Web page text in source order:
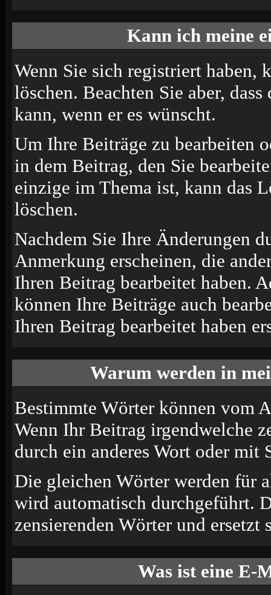
Kann ich meine
Wenn Sie sich registriert haben,
löschen. Beachten Sie aber,
kann, wenn er es wünscht.
Um Ihre Beiträge zu bearbeiten
in dem Beitrag, den Sie
einzige im Thema ist, kann das
löschen.
Nachdem Sie Ihre Änderungen
Anmerkung erscheinen, die
Ihren Beitrag bearbeitet haben.
können Ihre Beiträge auch
Ihren Beitrag bearbeitet haben
Warum werden in
Bestimmte Wörter können vom
Wenn Ihr Beitrag irgendwelche
durch ein anderes Wort oder mit
Die gleichen Wörter werden für
wird automatisch durchgeführt.
zensierenden Wörter und ersetzt
Was ist eine E-